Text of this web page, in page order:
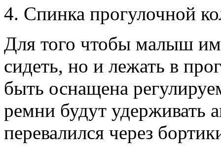
4. Спинка прогулочной
Для того чтобы малыш
сидеть, но и лежать в
быть оснащена
ремни будут удерживать
перевалился через